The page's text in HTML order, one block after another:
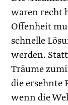
waren recht
Offenheit
schnelle
werden.
Träume
die ersehnte
wenn die